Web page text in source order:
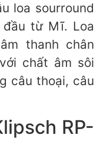
loa sourround
đầu từ Mĩ. Loa
thanh chân
chất âm sôi
câu thoại, câu
RP-